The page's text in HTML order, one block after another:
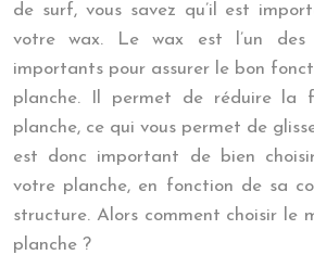
de surf, vous savez qu’il est
votre wax. Le wax est l’un des
importants pour assurer le bon
planche. Il permet de réduire la
planche, ce qui vous permet de
est donc important de bien
votre planche, en fonction de sa
structure. Alors comment choisir le
planche ?